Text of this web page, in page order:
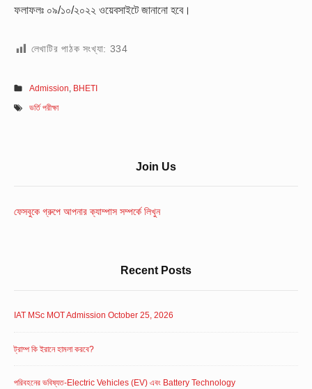
ফলাফলঃ ০৯/১০/২০২২ ওয়েবসাইটে জানানো হবে।
লেখাটির পাঠক সংখ্যা: 334
Admission BHETI
ভর্তি পরীক্ষা
Area
Join Us
ফেসবুকে গ্রুপে আপনার ক্যাম্পাস সম্পর্কে লিখুন
Recent Posts
IAT MSc MOT Admission October 25, 2026
ট্রাম্প কি ইরানে হামলা করবে?
পরিবহনের ভবিষ্যত-Electric Vehicles (EV) এবং Battery Technology